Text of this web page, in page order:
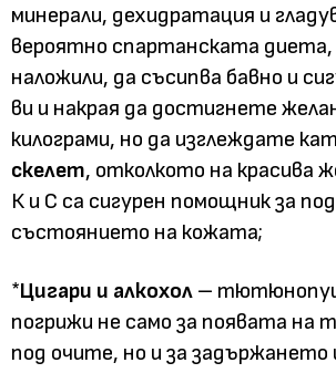
минерали, дехидратация и
вероятно спартанската
наложили, да съсипва бавно и
ви и накрая да достигнете
килограми, но да изглеждате
скелет, отколкото на красива
К и С са сигурен помощник за
състоянието на кожата;
*Цигари и алкохол –
погрижи не само за появата на
под очите, но и за задържането